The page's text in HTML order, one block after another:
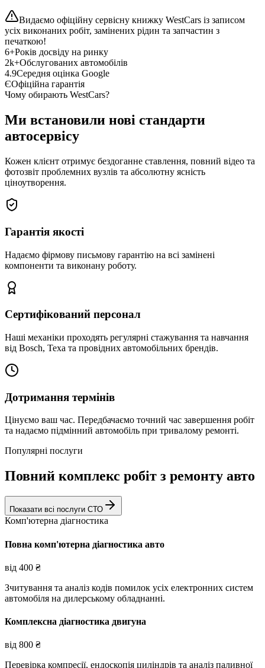
Видаємо офіційну сервісну книжку WestCars із записом
усіх виконаних робіт, замінених рідин та запчастин з
печаткою!
6+Років досвіду на ринку
2k+Обслугованих автомобілів
4.9Середня оцінка Google
ЄОфіційна гарантія
Чому обирають WestCars?
Ми встановили нові стандарти
автосервісу
Кожен клієнт отримує бездоганне ставлення, повний відео та
фотозвіт проблемних вузлів та абсолютну ясність
ціноутворення.
Гарантія якості
Надаємо фірмову письмову гарантію на всі замінені
компоненти та виконану роботу.
Сертифікований персонал
Наші механіки проходять регулярні стажування та навчання
від Bosch, Texa та провідних автомобільних брендів.
Дотримання термінів
Цінуємо ваш час. Передбачаємо точний час завершення робіт
та надаємо підмінний автомобіль при тривалому ремонті.
Популярні послуги
Повний комплекс робіт з ремонту авто
Показати всі послуги СТО
Комп'ютерна діагностика
Повна комп'ютерна діагностика авто
від 400 ₴
Зчитування та аналіз кодів помилок усіх електронних систем
автомобіля на дилерському обладнанні.
Комплексна діагностика двигуна
від 800 ₴
Перевірка компресії, ендоскопія циліндрів та аналіз паливної